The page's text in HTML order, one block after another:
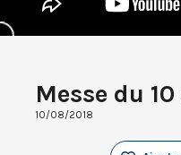
Messe du
10/08/2018